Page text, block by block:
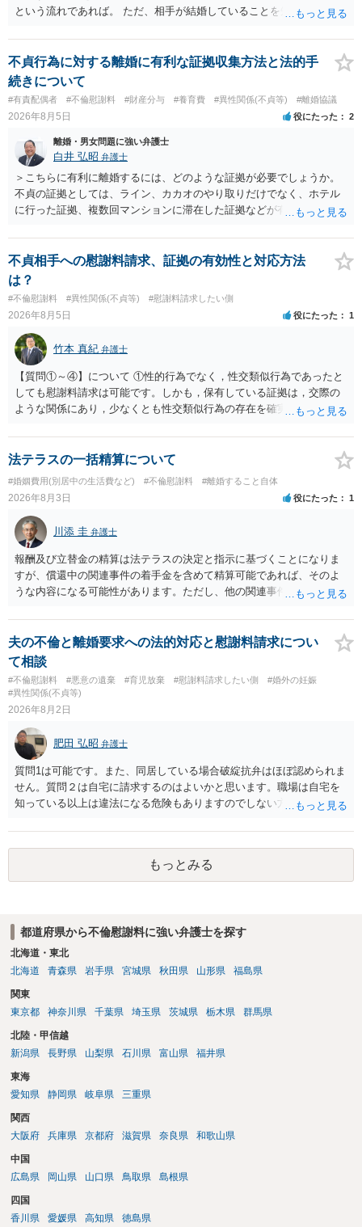
という流れであれば。 ただ、相手が結婚していることを知って行為に
性も認められそうですので、あまり慰謝料は高額にならないように思
われます。 一度、最寄りの弁護士に相談してみてください。
不貞行為に対する離婚に有利な証拠収集方法と法的手
続きについて
#有責配偶者 #不倫慰謝料 #財産分与 #養育費 #異性関係(不貞等) #離婚協議
2026年8月5日 役にたった 2
離婚・男女問題に強い弁護士
白井 弘昭 弁護士
＞こちらに有利に離婚するには、どのような証拠が必要でしょうか。
不貞の証拠としては、ライン、カカオのやり取りだけでなく、ホテル
に行った証拠、複数回マンションに滞在した証拠などが有効です。 不
婚する、慰謝料をとるなど）ことができると思われます。 ただし、不
貞発覚後、長期間同居を続けると、不貞を許したとの評価につながる
場合がありますので、ご注意ください。 以上、ご参考まで。
不貞相手への慰謝料請求、証拠の有効性と対応方法
は？
#不倫慰謝料 #異性関係(不貞等) #慰謝料請求したい側
2026年8月5日 役にたった 1
竹本 真紀 弁護士
【質問①～④】について ①性的行為でなく，性交類似行為であったと
しても慰謝料請求は可能です。しかも，保有している証拠は，交際の
ような関係にあり，少なくとも性交類似行為の存在を確実に証明でき
ことを窺わせるものです。）。ですから，慰謝料請求を進めることで
よいと思います。 ただ．慰謝料額については，婚姻破綻に至っていな
いとして，この点を考慮されることになるかもしれません。 ②夫との
今後のことを考えて書いてもらうか否かを検討するのがよいと思いま
す。今ある証拠以上のことを証明（証明力を強めることも含む）でき
るのであれば，前向きに検討を進めるという考え方でもよいでしょ
う。慰謝料請求としては証拠として使えることが前提であり，その価
値と夫との関係との均衡のように思います。 ③行政書士に委任をして
いるのであれば，どのような内容の委任なのか不明ですが，その行政
書士との協議になると思います。請求するか，訴訟にするか，その点
の見極めや，相手方は性交類似行為は認めているのか，それさえも否
定しているのかによって，考え方・進め方は変わってくると思いま
す。 ④性交類似行為を認めているにもかかわらず支払を拒否するので
あれば，本人（行政書士でも同じだと思います。）への対応ではあま
り変わらないように思います。減額で折り合えるなら本人様の交渉で
もよいように思いますが，ゼロかどうかの観点であれば，訴訟に進む
しかなくなるようにも思います。そうしますと，お近くの弁護士に相
談して進めることを検討した方がよいようにも思います。
法テラスの一括精算について
#婚姻費用(別居中の生活費など) #不倫慰謝料 #離婚すること自体
2026年8月3日 役にたった 1
川添 圭 弁護士
報酬及び立替金の精算は法テラスの決定と指示に基づくことになりま
すが、償還中の関連事件の着手金を含めて精算可能であれば、そのよ
うな内容になる可能性があります。ただし、他の関連事件でも相手方
情によって対応が違いますので、法テラスへお尋ねいただいた方が確
実です。
夫の不倫と離婚要求への法的対応と慰謝料請求につい
て相談
#不倫慰謝料 #悪意の遺棄 #育児放棄 #慰謝料請求したい側
#婚外の妊娠
#異性関係(不貞等)
2026年8月2日
肥田 弘昭 弁護士
質問1は可能です。また、同居している場合破綻抗弁はほぼ認められま
せん。質問２は自宅に請求するのはよいかと思います。職場は自宅を
知っている以上は違法になる危険もありますのでしない方が良いで
かと思います。有責配偶者ですので相手方からの離婚は拒否しても仮
に訴訟されても法的に成立しません。質問５は認知すると養育費支払
い、相続権が発生します。合意があれば法的に可能ですが法律で強制
することはできません。質問６は可能です。質問７は不貞行為の写真
もっとみる
都道府県から不倫慰謝料に強い弁護士を探す
北海道・東北
北海道
青森県 岩手県 宮城県 秋田県 山形県 福島県
関東
東京都
神奈川県 千葉県 埼玉県 茨城県 栃木県 群馬県
北陸・甲信越
新潟県
長野県 山梨県 石川県 富山県 福井県
東海
愛知県
静岡県 岐阜県 三重県
関西
大阪府
兵庫県 京都府 滋賀県 奈良県 和歌山県
中国
広島県
岡山県 山口県 鳥取県 島根県
四国
香川県
愛媛県 高知県 徳島県